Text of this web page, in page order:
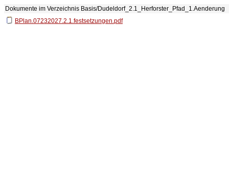
Dokumente im Verzeichnis Basis/Dudeldorf_2.1_Herforster_Pfad_1.Aenderung
BPlan.07232027.2.1.festsetzungen.pdf